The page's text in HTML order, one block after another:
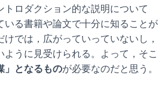
トロダクション的な説明について
いる書籍や論文で十分に知ることが
では，広がっていっていないし，
ように見受けられる。よって，そこ
」となるものが必要なのだと思う。